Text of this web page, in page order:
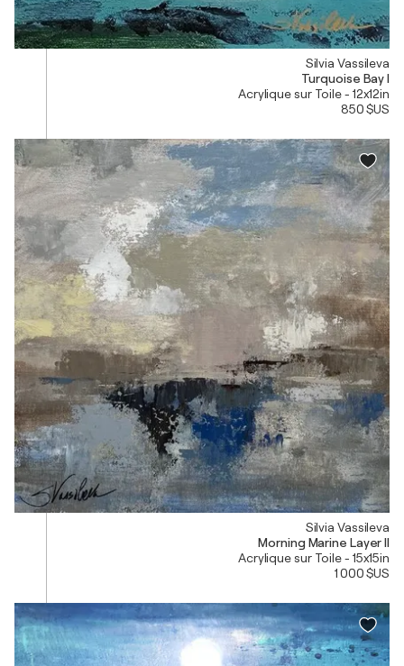
Silvia Vassileva
Turquoise Bay I
Acrylique sur Toile - 12x12in
850 $US
Silvia Vassileva
Morning Marine Layer II
Acrylique sur Toile - 15x15in
1 000 $US